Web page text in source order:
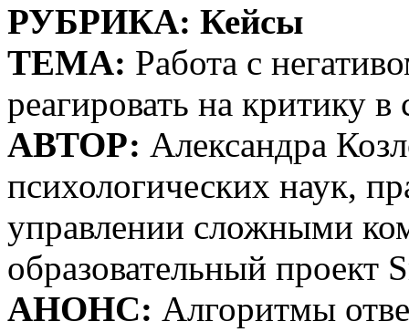
РУБРИКА: Кейсы
ТЕМА: Работа с
реагировать на критику в
АВТОР: Александра
психологических наук,
управлении сложными
образовательный проект
АНОНС: Алгоритмы